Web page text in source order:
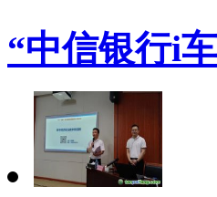
“中信银行i